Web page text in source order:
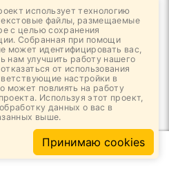
использует технологию
файлы, размещаемые
с целью сохранения
Собранная при помощи
может идентифицировать вас,
нам улучшить работу нашего
от использования
настройки в
может повлиять на работу
Используя этот проект,
данных о вас в
выше.
Принимаю cookies